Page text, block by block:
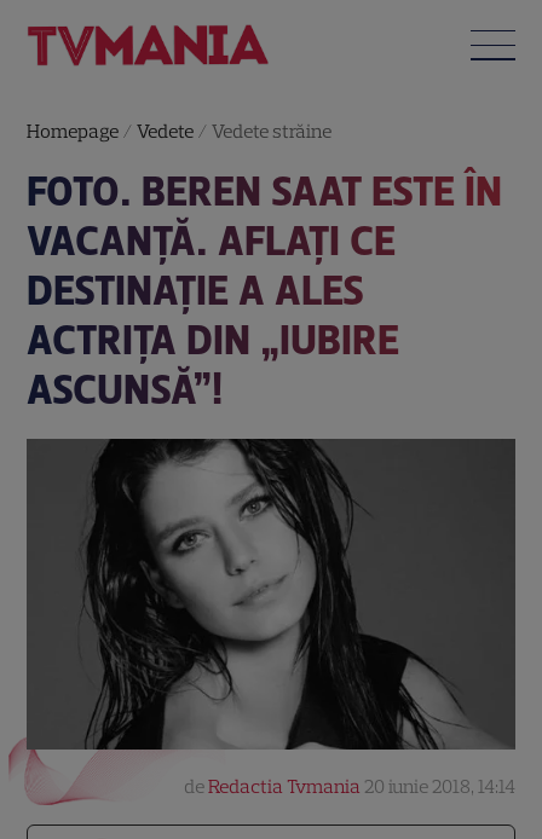
Homepage /Vedete /Vedete străine
FOTO. BEREN SAAT ESTE ÎN
VACANŢĂ. AFLAŢI CE
DESTINAŢIE A ALES
ACTRIŢA DIN „IUBIRE
ASCUNSĂ”!
deRedactia Tvmania 20 iunie 2018, 14:14